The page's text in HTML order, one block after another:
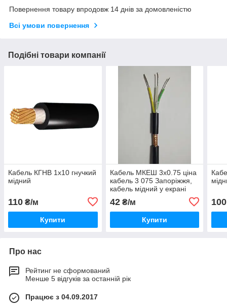
Повернення товару впродовж 14 днів за домовленістю
Всі умови повернення
Подібні товари компанії
Кабель КГНВ 1х10 гнучкий
мідний
110 ₴/м
Купити
Кабель МКЕШ 3х0.75 ціна
кабель 3 075 Запоріжжя,
кабель мідний у екрані
Україна виробництва СВІТ
ЕЛЕКТРО
42₴/м
Купити
100
Про нас
Рейтинг не сформований
Менше 5 відгуків за останній рік
Працює з 04.09.2017